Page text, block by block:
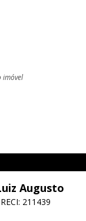
imóvel
Augusto
211439